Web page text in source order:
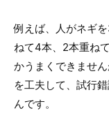
例えば、人がネギ
ねて4本、2本重ね
かうまくできませ
を工夫して、試行
んです。